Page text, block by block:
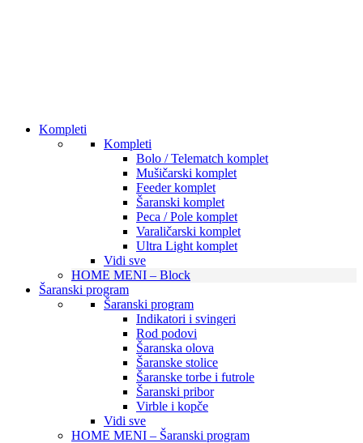
Kompleti
Kompleti
Bolo / Telematch komplet
Mušičarski komplet
Feeder komplet
Šaranski komplet
Peca / Pole komplet
Varaličarski komplet
Ultra Light komplet
Vidi sve
HOME MENI – Block
Šaranski program
Šaranski program
Indikatori i svingeri
Rod podovi
Šaranska olova
Šaranske stolice
Šaranske torbe i futrole
Šaranski pribor
Virble i kopče
Vidi sve
HOME MENI – Šaranski program